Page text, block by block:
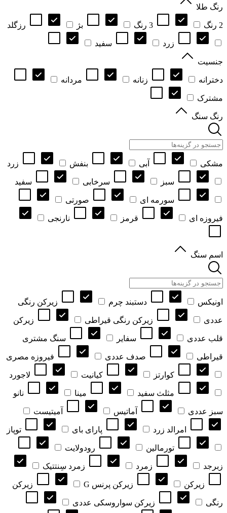
رنگ طلا
2 رنگ 3 رنگ بژ رزگلد
زرد سفید
جنسیت
دخترانه زنانه مردانه
مشترک
رنگ سنگ
مشکی آبی بنفش زرد
سبز سرخابی سفید
سورمه ای صورتی
فیروزه ای قرمز نارنجی
اسم سنگ
اونیکس دستبند چرم زیرکن رنگی
عددی زیرکن رنگی قیراطی زیرکن
قلب عددی سفایر سنگ مشتری
قیراطی صدف عددی فیروزه مصری
کوارتز کیانیت لاجورد
مثلث سفید مینا نانو
سبز عددی آماتیس آمیتیست
امرالد زرد پارای بای توپاز
تورمالین رودولایت
زبرجد زمرد زمرد سِنتتیک
زیرکن زیرکن پرنس G زیرکن
رنگی زیرکن سواروسکی عددی